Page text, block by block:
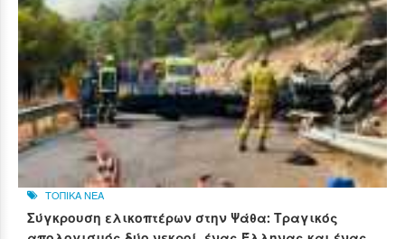
ΤΟΠΙΚΑ ΝΕΑ
Σύγκρουση ελικοπτέρων στην Ψάθα: Τραγικός